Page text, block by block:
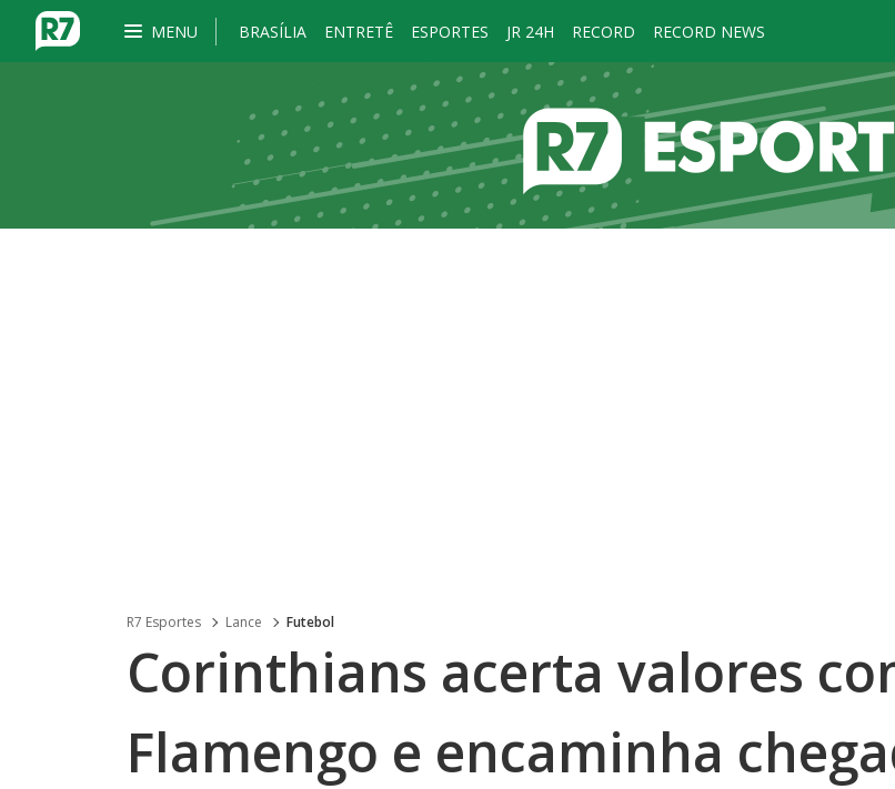
MENU BRASÍLIA ENTRETÊ ESPORTES JR 24H RECORD RECORD NEWS
R7 Esportes Lance Futebol
Corinthians acerta valores
Flamengo e encaminha